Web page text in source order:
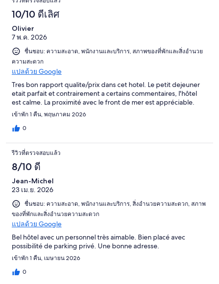
10/10 ดีเลิศ
Olivier
7 พ.ค. 2026
ชื่นชอบ: ความสะอาด, พนักงานและบริการ, สภาพของที่พักและสิ่งอำนวย
ความสะดวก
แปลด้วย Google
Tres bon rapport qualite/prix dans cet hotel. Le petit dejeuner
etait parfait et contrairement a certains commentaires, l'hôtel
est calme. La proximité avec le front de mer est appréciable.
เข้าพัก 1 คืน, พฤษภาคม 2026
0
รีวิวที่ตรวจสอบแล้ว
8/10 ดี
Jean-Michel
23 เม.ย. 2026
ชื่นชอบ: ความสะอาด, พนักงานและบริการ, สิ่งอำนวยความสะดวก, สภาพ
ของที่พักและสิ่งอำนวยความสะดวก
แปลด้วย Google
Bel hôtel avec un personnel très aimable. Bien placé avec
possibilité de parking privé. Une bonne adresse.
เข้าพัก 1 คืน, เมษายน 2026
0